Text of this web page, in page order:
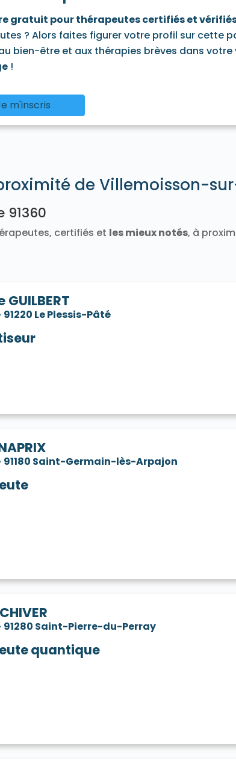
Tigery 91250 Torfou 91730 Valpuiseaux 91720
sur-Essonne 91820 Verrières-le-Buisson 91370
Seine 91270 Villabé 91100 Villebon-sur-Yvette
91580 Villiers-le-Bâcle 91190 Villiers-sur-
gratuit pour thérapeutes certifiés et
? Alors faites figurer votre profil sur cette
bien-être et aux thérapies brèves dans votre
!
m'inscris
de Villemoisson-
91360
certifiés et les mieux notés, à
91220 Le Plessis-Pâté
91180 Saint-Germain-lès-Arpajon
91280 Saint-Pierre-du-Perray
quantique